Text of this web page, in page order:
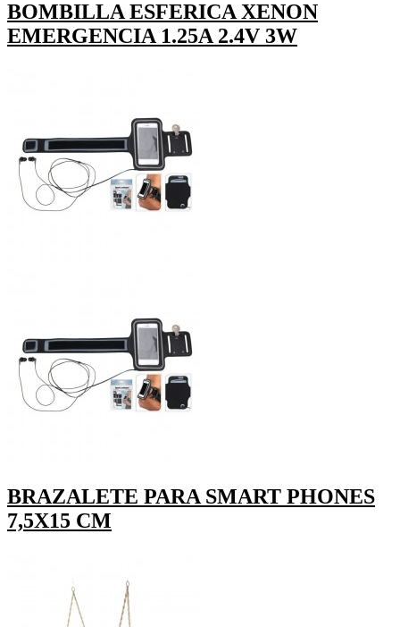
BOMBILLA ESFERICA XENON
EMERGENCIA 1.25A 2.4V 3W
BRAZALETE PARA SMART PHONES
7,5X15 CM